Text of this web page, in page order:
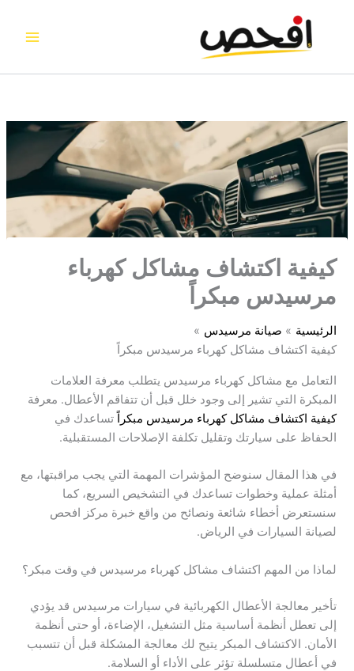
كيفية اكتشاف مشاكل كهرباء
مرسيدس مبكراً
الرئيسية
صيانة مرسيدس
كيفية اكتشاف مشاكل كهرباء مرسيدس مبكراً
التعامل مع مشاكل كهرباء مرسيدس يتطلب معرفة العلامات
المبكرة التي تشير إلى وجود خلل قبل أن تتفاقم الأعطال. معرفة
كيفية اكتشاف مشاكل كهرباء مرسيدس مبكراً تساعدك في
الحفاظ على سيارتك وتقليل تكلفة الإصلاحات المستقبلية.
في هذا المقال سنوضح المؤشرات المهمة التي يجب مراقبتها، مع
أمثلة عملية وخطوات تساعدك في التشخيص السريع، كما
سنستعرض أخطاء شائعة ونصائح من واقع خبرة مركز افحص
لصيانة السيارات في الرياض.
لماذا من المهم اكتشاف مشاكل كهرباء مرسيدس في وقت مبكر؟
تأخير معالجة الأعطال الكهربائية في سيارات مرسيدس قد يؤدي
إلى تعطل أنظمة أساسية مثل التشغيل، الإضاءة، أو حتى أنظمة
الأمان. الاكتشاف المبكر يتيح لك معالجة المشكلة قبل أن تتسبب
في أعطال متسلسلة تؤثر على الأداء أو السلامة.